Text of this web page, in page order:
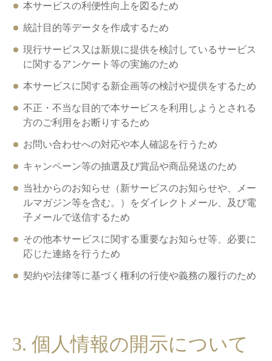
本サービスの利便性向上を図るため
統計目的等データを作成するため
現行サービス又は新規に提供を検討しているサービス
に関するアンケート等の実施のため
本サービスに関する新企画等の検討や提供をするため
不正・不当な目的で本サービスを利用しようとされる
方のご利用をお断りするため
お問い合わせへの対応や本人確認を行うため
キャンペーン等の抽選及び賞品や商品発送のため
当社からのお知らせ（新サービスのお知らせや、メー
ルマガジン等を含む。）をダイレクトメール、及び電
子メールで送信するため
その他本サービスに関する重要なお知らせ等、必要に
応じた連絡を行うため
契約や法律等に基づく権利の行使や義務の履行のため
3. 個人情報の開示について